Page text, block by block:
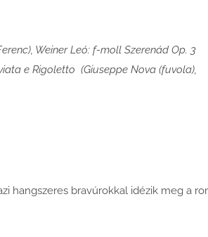
Weiner Leó: f-moll Szerenád Op. 3
e Rigoletto (Giuseppe Nova (fuvola),
hangszeres bravúrokkal idézik meg a